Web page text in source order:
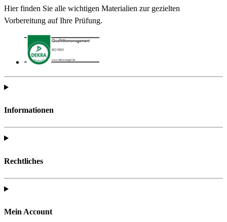
Hier finden Sie alle wichtigen Materialien zur gezielten
Vorbereitung auf Ihre Prüfung.
Informationen
Rechtliches
Mein Account